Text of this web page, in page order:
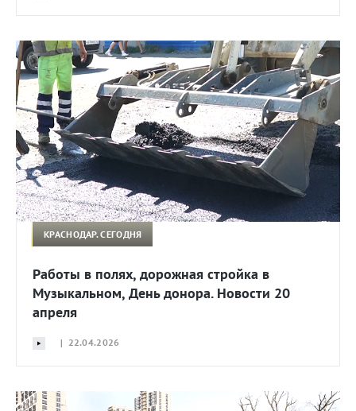
КРАСНОДАР. СЕГОДНЯ
Работы в полях, дорожная стройка в
Музыкальном, День донора. Новости 20
апреля
| 22.04.2026